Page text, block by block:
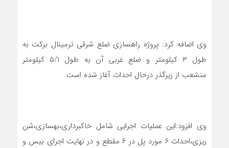
وی اضافه کرد: پروژه راهسازی ضلع شرقی ترمینال برکت به
طول ۳ کیلومتر و ضلع غربی آن به طول ۵/۱ کیلومتر
منشعب از زیرگذر درحال احداث آغاز شده است.
وی افزود:این عملیات اجرایی شامل خاکبرداری،بهسازی،شن
ریزی،احداث ۶ مورد پل در ۶ مقطع و در نهایت اجرای بیس و